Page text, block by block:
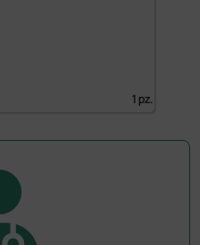
1 pz.